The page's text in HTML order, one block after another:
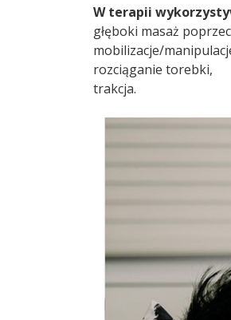
W terapii
głęboki masaż
mobilizacje/
rozciąganie torebki,
trakcja.